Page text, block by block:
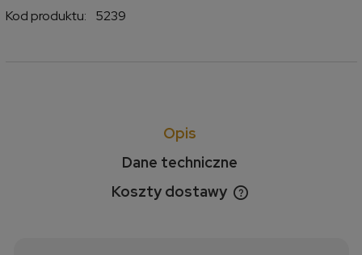
Kod produktu:
5239
Opis
Dane techniczne
Koszty dostawy
Cena nie zawiera ewentualnych kosztów płatności